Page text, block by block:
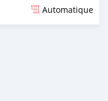
Automatique